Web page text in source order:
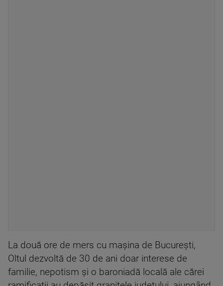
La două ore de mers cu mașina de București,
Oltul dezvoltă de 30 de ani doar interese de
familie, nepotism și o baroniadă locală ale cărei